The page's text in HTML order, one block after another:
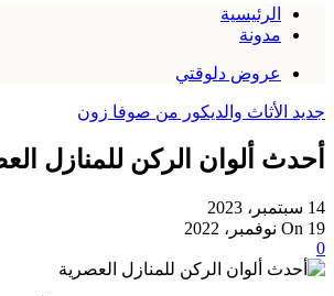
الرئيسية
مدونة
عروض دلوقتي
جديد الأثاث والديكور من صوفا زون
أحدث ألوان الركن للمنازل
14 سبتمبر، 2023
On 19 نوفمبر، 2022
0